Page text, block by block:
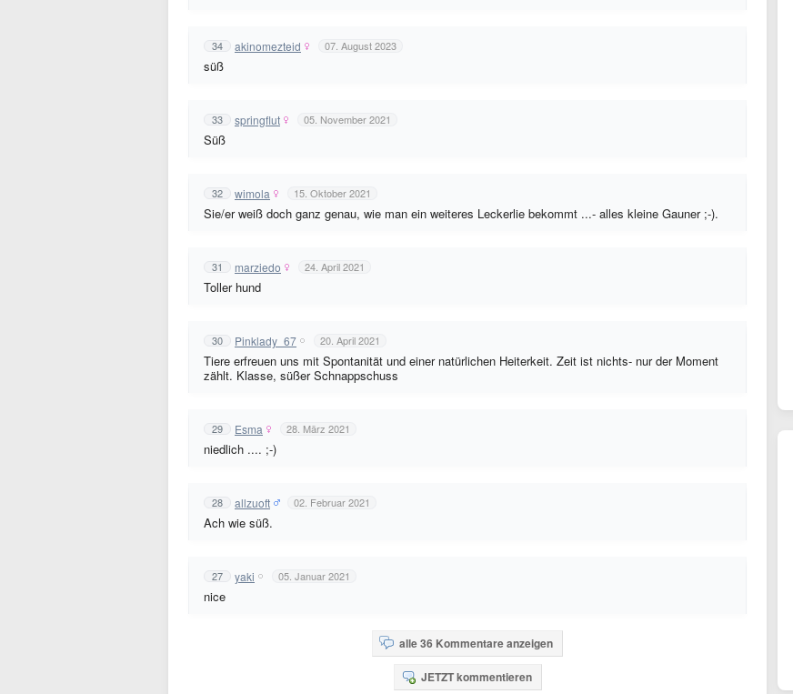
34 akinomezteid 07. August 2023
süß
33 springflut 05. November 2021
Süß
32 wimola 15. Oktober 2021
Sie/er weiß doch ganz genau, wie man ein weiteres Leckerlie bekommt ...- alles kleine Gauner ;-).
31 marziedo 24. April 2021
Toller hund
30 Pinklady_67 20. April 2021
Tiere erfreuen uns mit Spontanität und einer natürlichen Heiterkeit. Zeit ist nichts- nur der Moment
zählt. Klasse, süßer Schnappschuss
29 Esma 28. März 2021
niedlich .... ;-)
28 allzuoft 02. Februar 2021
Ach wie süß.
27 yaki 05. Januar 2021
nice
alle 36 Kommentare anzeigen
JETZT kommentieren